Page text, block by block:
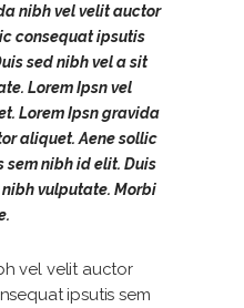
nibh vel velit auctor
consequat ipsutis
sed nibh vel a sit
Lorem Ipsn vel
Lorem Ipsn gravida
aliquet. Aene sollic
nibh id elit. Duis
vulputate. Morbi
vel velit auctor
ipsutis sem